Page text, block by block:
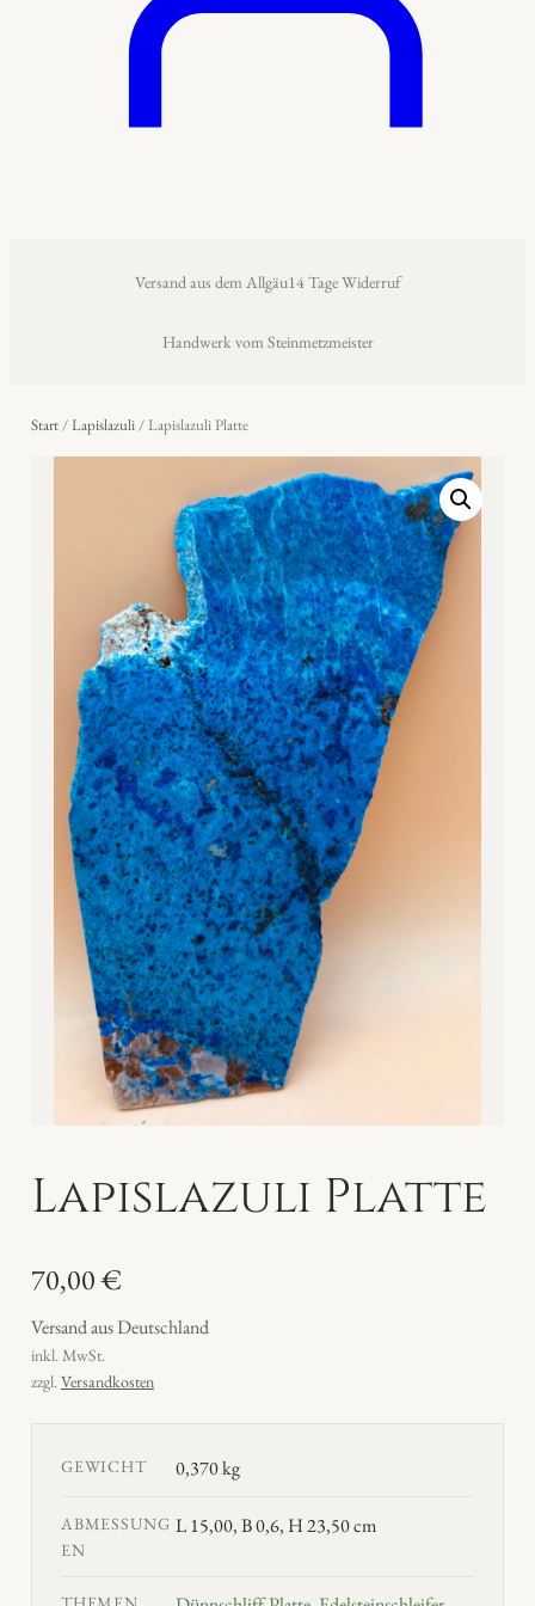
Versand aus dem Allgäu14 Tage Widerruf
Handwerk vom Steinmetzmeister
Start/Lapislazuli/ Lapislazuli Platte
Lapislazuli Platte
70,00€
Versand aus Deutschland
inkl. MwSt.
zzgl.Versandkosten
GEWICHT 0,370 kg
ABMESSUNG
EN
L 15,00, B 0,6, H 23,50 cm